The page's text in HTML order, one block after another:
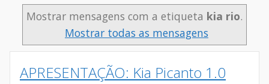
Mostrar mensagens com a etiqueta kia rio.
Mostrar todas as mensagens
APRESENTAÇÃO: Kia Picanto 1.0